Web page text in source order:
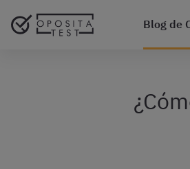
Blog de